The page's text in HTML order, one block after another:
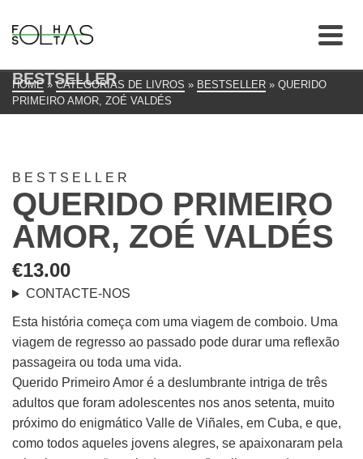
BESTSELLER
HOME » CATEGORIAS DE LIVROS » BESTSELLER » QUERIDO
PRIMEIRO AMOR, ZOÉ VALDÉS
BESTSELLER
QUERIDO PRIMEIRO
AMOR, ZOÉ VALDÉS
€13.00
CONTACTE-NOS
Esta história começa com uma viagem de comboio. Uma
viagem de regresso ao passado pode durar uma reflexão
passageira ou toda uma vida.
Querido Primeiro Amor é a deslumbrante intriga de três
adultos que foram adolescentes nos anos setenta, muito
próximo do enigmático Valle de Viñales, em Cuba, e que,
como todos aqueles jovens alegres, se apaixonaram pela